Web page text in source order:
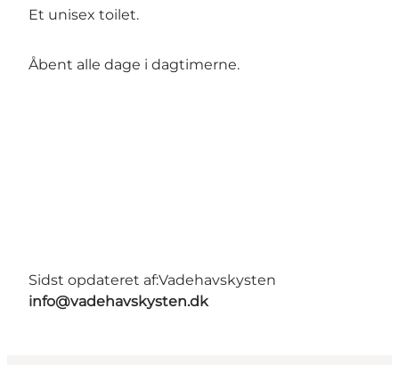
Et unisex toilet.
Åbent alle dage i dagtimerne.
Sidst opdateret af:Vadehavskysten
info@vadehavskysten.dk